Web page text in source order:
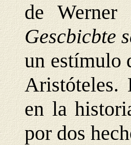
de
Gescbicbte
un estímulo
Aristóteles.
en la
por dos